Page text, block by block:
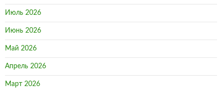
Июль 2026
Июнь 2026
Май 2026
Апрель 2026
Март 2026